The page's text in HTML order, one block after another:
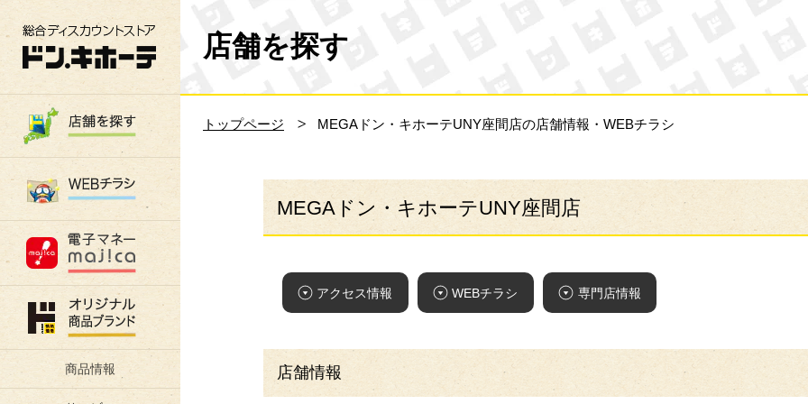
総合ディスカウントストア 驚安の殿堂 ドン・キホーテ
商品情報
店舗を探す
トップページ MEGAドン・キホーテUNY座間店の店舗情報・WEBチラシ
MEGAドン・キホーテUNY座間店
アクセス情報 WEBチラシ 専門店情報
店舗情報